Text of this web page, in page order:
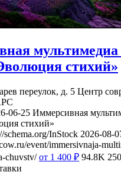
стихий»
переулок, д. 5 Центр
06-25 Иммерсивная
стихий»
schema.org/InStock 2026-08-
event/immersivnaja-
chuvstv/ от 1 400 ₽ 94.8K 250